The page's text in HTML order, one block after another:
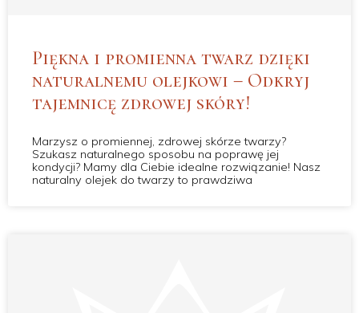
Piękna i promienna twarz dzięki
naturalnemu olejkowi – Odkryj
tajemnicę zdrowej skóry!
Marzysz o promiennej, zdrowej skórze twarzy?
Szukasz naturalnego sposobu na poprawę jej
kondycji? Mamy dla Ciebie idealne rozwiązanie! Nasz
naturalny olejek do twarzy to prawdziwa